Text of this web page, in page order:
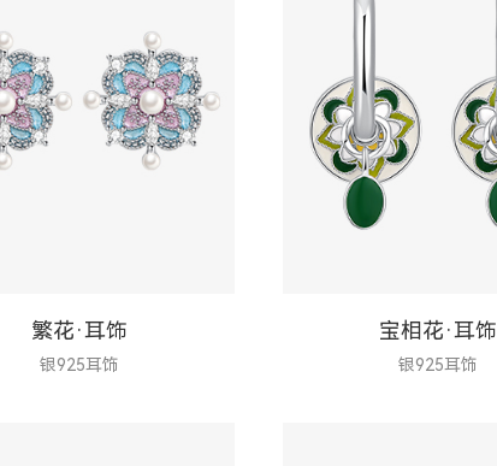
繁花·耳饰
银925耳饰
宝相花·耳饰
银925耳饰